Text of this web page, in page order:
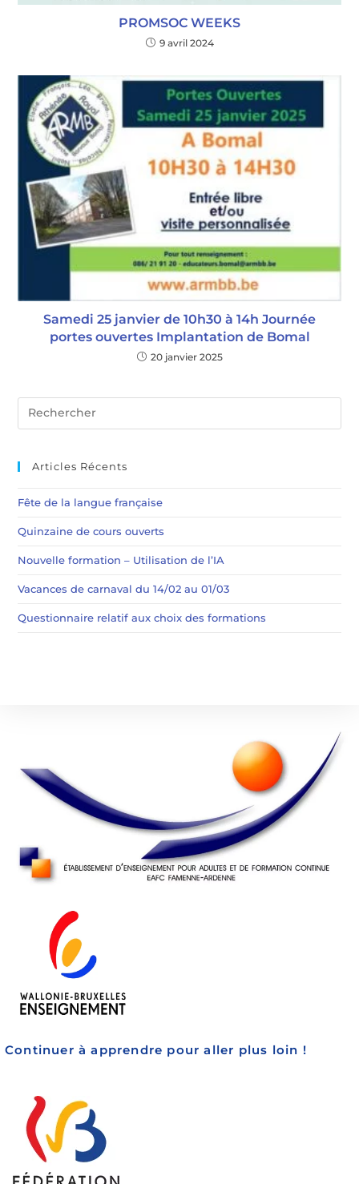
PROMSOC WEEKS
9 avril 2024
Samedi 25 janvier de 10h30 à 14h Journée
portes ouvertes Implantation de Bomal
20 janvier 2025
Articles Récents
Fête de la langue française
Quinzaine de cours ouverts
Nouvelle formation – Utilisation de l’IA
Vacances de carnaval du 14/02 au 01/03
Questionnaire relatif aux choix des formations
Continuer à apprendre pour aller plus loin !